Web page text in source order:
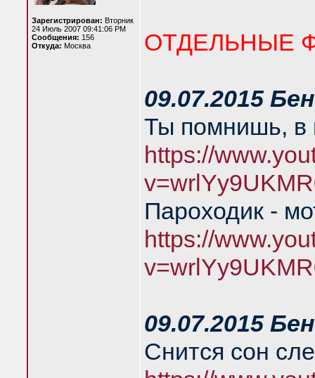
Зарегистрирован: Вторник
24 Июль 2007 09:41:06 PM
Сообщения: 156
Откуда: Москва ОТДЕЛЬНЫЕ
09.07.2015
Ты помнишь, в
https://
Пароходик -
https://
09.07.2015
Снится сон